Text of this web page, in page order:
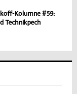
Kolumne #59:
Technikpech